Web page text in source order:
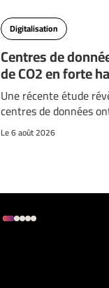
Digitalisation
Centres de
de CO2 en forte
Une récente étude
centres de données
Le 6 août 2026